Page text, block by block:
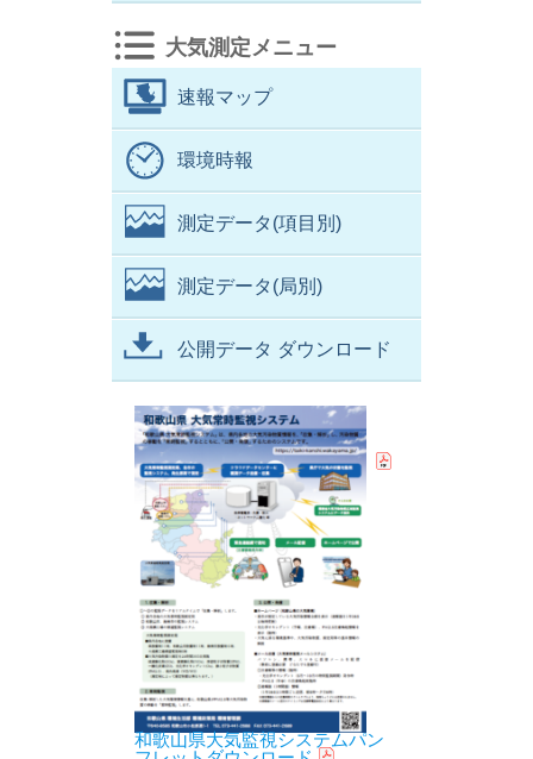
大気測定メニュー
速報マップ
環境時報
測定データ(項目別)
測定データ(局別)
公開データ ダウンロード
和歌山県大気監視システムパン